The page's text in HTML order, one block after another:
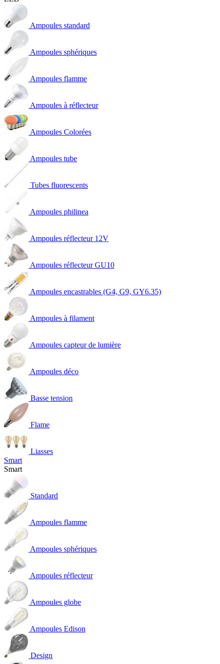
Ampoules standard
Ampoules sphériques
Ampoules flamme
Ampoules à réflecteur
Ampoules Colorées
Ampoules tube
Tubes fluorescents
Ampoules philinea
Ampoules réflecteur 12V
Ampoules réflecteur GU10
Ampoules encastrables (G4, G9, GY6.35)
Ampoules à filament
Ampoules capteur de lumière
Ampoules déco
Basse tension
Flame
Liasses
Smart
Smart
Standard
Ampoules flamme
Ampoules sphériques
Ampoules réflecteur
Ampoules globe
Ampoules Edison
Design